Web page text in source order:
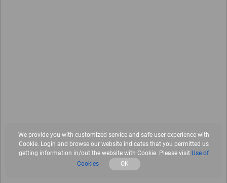
We provide you with customized service and safe user experience with
Cookie. Login and browse our website indicates that you permitted us
getting information in/out the website with Cookie. Please visit Use of
Cookies
OK